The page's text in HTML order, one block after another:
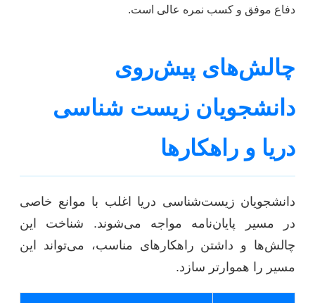
دفاع موفق و کسب نمره عالی است.
چالش‌های پیش‌روی
دانشجویان زیست شناسی
دریا و راهکارها
دانشجویان زیست‌شناسی دریا اغلب با موانع خاصی
در مسیر پایان‌نامه مواجه می‌شوند. شناخت این
چالش‌ها و داشتن راهکارهای مناسب، می‌تواند این
مسیر را هموارتر سازد.